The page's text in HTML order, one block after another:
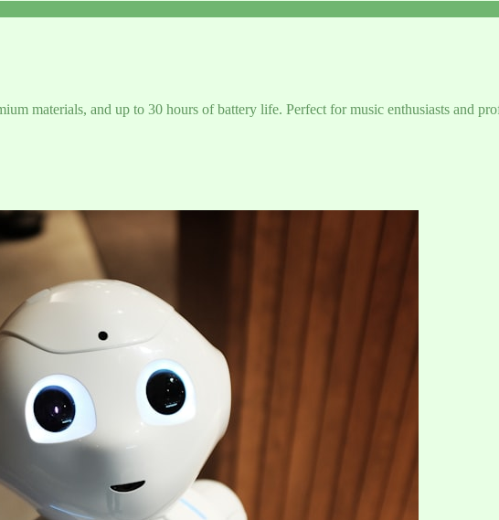
materials, and up to 30 hours of battery life. Perfect for music enthusiasts and